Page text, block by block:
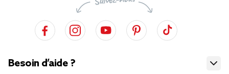
Besoin d’aide ?